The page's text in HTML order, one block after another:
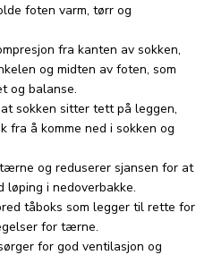
foten varm, tørr og
fra kanten av sokken,
og midten av foten, som
og balanse.
sokken sitter tett på leggen,
fra å komme ned i sokken og
og reduserer sjansen for at
i nedoverbakke.
tåboks som legger til rette for
for tærne.
for god ventilasjon og